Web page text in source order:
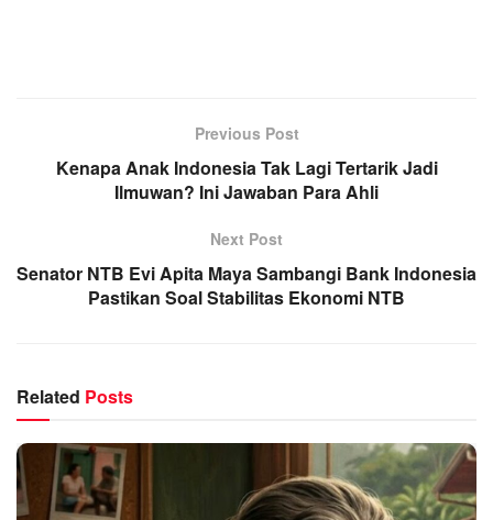
Previous Post
Kenapa Anak Indonesia Tak Lagi Tertarik Jadi
Ilmuwan? Ini Jawaban Para Ahli
Next Post
Senator NTB Evi Apita Maya Sambangi Bank Indonesia
Pastikan Soal Stabilitas Ekonomi NTB
Related Posts